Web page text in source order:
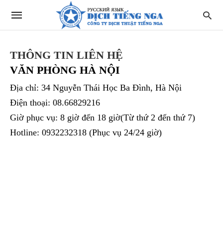
THÔNG TIN LIÊN HỆ
VĂN PHÒNG HÀ NỘI
Địa chỉ: 34 Nguyễn Thái Học Ba Đình, Hà Nội
Điện thoại: 08.66829216
Giờ phục vụ: 8 giờ đến 18 giờ(Từ thứ 2 đến thứ 7)
Hotline: 0932232318 (Phục vụ 24/24 giờ)